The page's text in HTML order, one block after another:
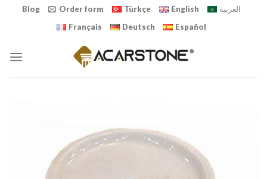
Blog Order form Türkçe English
العربية
Français
Deutsch Español